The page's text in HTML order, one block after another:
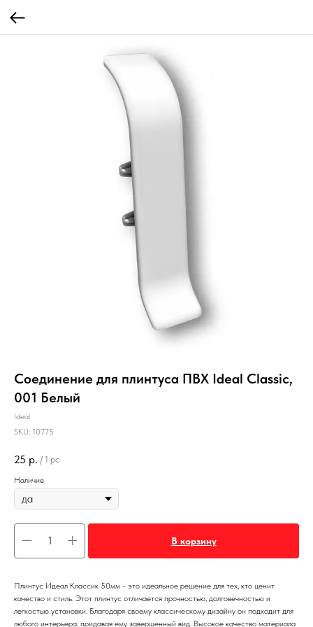
Соединение для плинтуса ПВХ Ideal Classic,
001 Белый
Ideal
SKU: 10775
25 р. / 1 pc
Наличие
В корзину
Плинтус Идеал Классик 50мм - это идеальное решение для тех, кто ценит
качество и стиль. Этот плинтус отличается прочностью, долговечностью и
легкостью установки. Благодаря своему классическому дизайну он подходит для
любого интерьера, придавая ему завершенный вид. Высокое качество материала